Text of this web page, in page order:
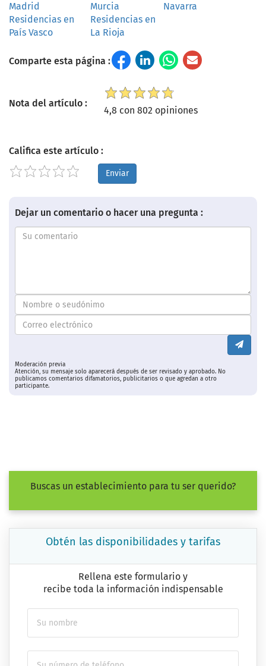
Madrid Murcia
Navarra
Residencias en
País Vasco
Residencias en
La Rioja
Comparte esta página :
Nota del artículo :
4,8 con 802 opiniones
Califica este artículo :
Enviar
Dejar un comentario o hacer una pregunta :
Moderación previa
Atención, su mensaje solo aparecerá después de ser revisado y aprobado. No
publicamos comentarios difamatorios, publicitarios o que agredan a otro
participante.
Buscas un establecimiento para tu ser querido?
Obtén las disponibilidades y tarifas
Rellena este formulario y
recibe toda la información indispensable